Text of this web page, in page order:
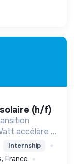
(h/f)
accélère la
simple,
Internship
France